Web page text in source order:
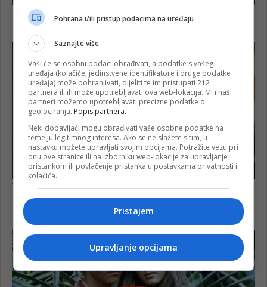
Pohrana i/ili pristup podacima na uređaju
Saznajte više
Vaši će se osobni podaci obrađivati, a podatke s vašeg
uređaja (kolačiće, jedinstvene identifikatore i druge podatke
uređaja) može pohranjivati, dijeliti te im pristupati 212
partnera ili ih može upotrebljavati ova web-lokacija. Mi i naši
partneri možemo upotrebljavati precizne podatke o
geolociranju. Popis partnera.
Neki dobavljači mogu obrađivati vaše osobne podatke na
temelju legitimnog interesa. Ako se ne slažete s tim, u
nastavku možete upravljati svojim opcijama. Potražite vezu pri
dnu ove stranice ili na izborniku web-lokacije za upravljanje
pristankom ili povlačenje pristanka u postavkama privatnosti i
kolačića.
Pristajem
Upravljanje opcijama